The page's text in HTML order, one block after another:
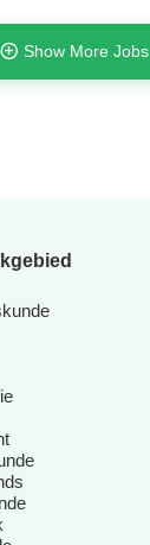
vast
Show More Jobs